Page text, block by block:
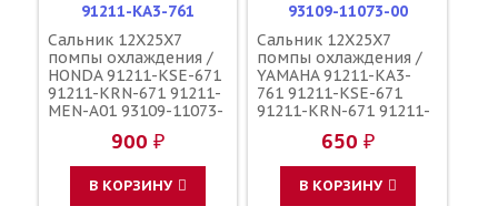
91211-KA3-761
Сальник 12X25X7
помпы охлаждения /
HONDA 91211-KSE-671
91211-KRN-671 91211-
MEN-A01 93109-11073-
900 ₽
В КОРЗИНУ
93109-11073-00
Сальник 12X25X7
помпы охлаждения /
YAMAHA 91211-KA3-
761 91211-KSE-671
91211-KRN-671 91211-
650 ₽
В КОРЗИНУ